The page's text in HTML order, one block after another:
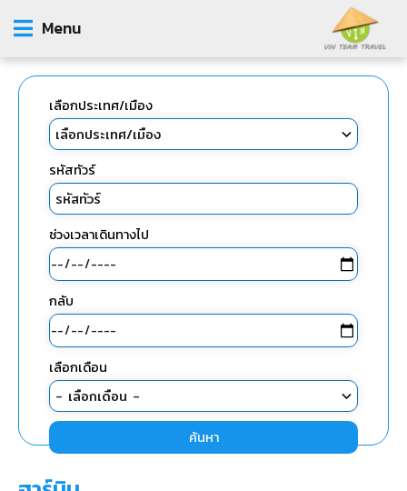
Menu
เลือกประเทศ/เมือง
รหัสทัวร์
ช่วงเวลาเดินทางไป
กลับ
เลือกเดือน
ค้นหา